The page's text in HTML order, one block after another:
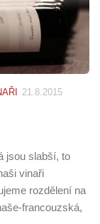
21.8.2015
jsou slabší, to
vinaři
rozdělení na
francouzská,